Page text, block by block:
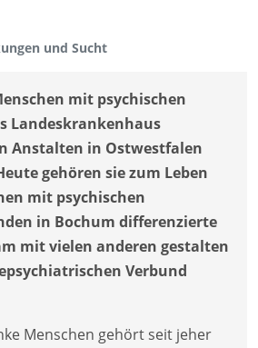
und Sucht
mit psychischen
Landeskrankenhaus
Anstalten in Ostwestfalen
gehören sie zum Leben
mit psychischen
in Bochum differenzierte
mit vielen anderen gestalten
Verbund
Menschen gehört seit jeher